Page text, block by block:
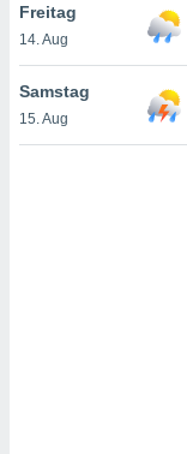
Freitag
14. Aug
Samstag
15. Aug